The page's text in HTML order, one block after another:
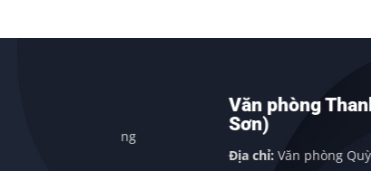
Văn phòng Thanh Hóa
Văn phòng Quỳnh Nga, Xã